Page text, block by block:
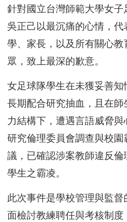
針對國立台灣師範大學女
吳正己以最沉痛的心情，代
學、家長，以及所有關心教
眾，致上最深的歉意。
女足球隊學生在未獲妥善知
長期配合研究抽血，且在師
力結構下，遭遇言語威脅
研究倫理委員會調查與校園
議，已確認涉案教師違反
學生之霸凌。
此次事件是學校管理與監
面檢討教練聘任與考核制度